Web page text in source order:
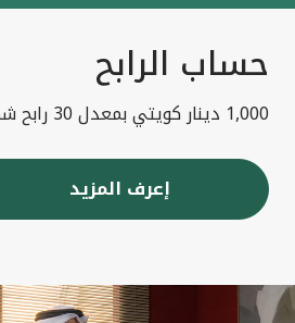
حساب الرابح
1,000 دينار كويتي بمعدل 30 رابح شهريا
إعرف المزيد